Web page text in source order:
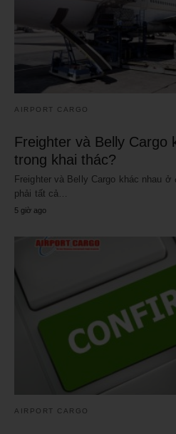
AIRPORT CARGO
Freighter và Belly Cargo
trong khai thác?
Freighter và Belly Cargo khác nhau ở
phải tất cả…
5 giờ ago
AIRPORT CARGO